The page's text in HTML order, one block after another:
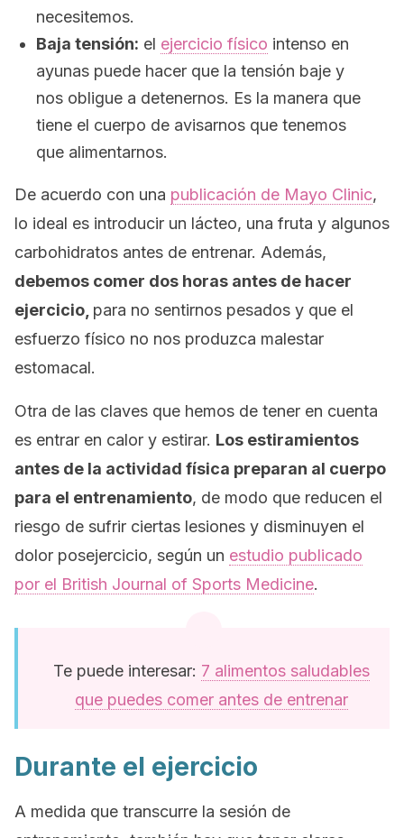
necesitemos.
Baja tensión: el ejercicio físico intenso en
ayunas puede hacer que la tensión baje y
nos obligue a detenernos. Es la manera que
tiene el cuerpo de avisarnos que tenemos
que alimentarnos.
De acuerdo con una publicación de Mayo Clinic,
lo ideal es introducir un lácteo, una fruta y algunos
carbohidratos antes de entrenar. Además,
debemos comer dos horas antes de hacer
ejercicio, para no sentirnos pesados y que el
esfuerzo físico no nos produzca malestar
estomacal.
Otra de las claves que hemos de tener en cuenta
es entrar en calor y estirar. Los estiramientos
antes de la actividad física preparan al cuerpo
para el entrenamiento, de modo que reducen el
riesgo de sufrir ciertas lesiones y disminuyen el
dolor posejercicio, según un estudio publicado
por el British Journal of Sports Medicine.
Te puede interesar: 7 alimentos saludables
que puedes comer antes de entrenar
Durante el ejercicio
A medida que transcurre la sesión de